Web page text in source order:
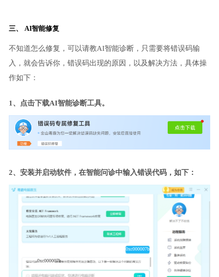
三、 AI智能修复
不知道怎么修复，可以请教AI智能诊断，只需要将错误码输
入，就会告诉你，错误码出现的原因，以及解决方法，具体操
作如下：
1、点击下载AI智能诊断工具。
2、安装并启动软件，在智能问诊中输入错误代码，如下：
0xc000007b
0xc000007b